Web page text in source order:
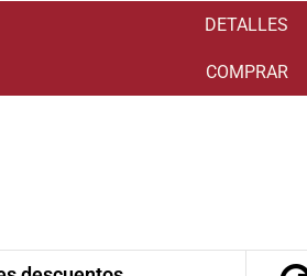
DETALLES
COMPRAR